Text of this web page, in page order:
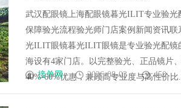
武汉配眼镜上海配眼镜暮光ILIT专业验
保障验光流程验光师门店案例新闻资讯
光ILIT眼镜暮光ILIT眼镜是专业验光配镜
海设有4家门店。以完整验光、正品镜片
40%-60%优惠，兼顾高专业度与高性价
接单网 2026-08-03 450